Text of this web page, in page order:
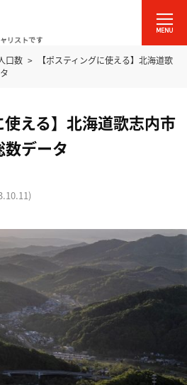
口数
【ポスティングに使える】北海道歌
使える】北海道歌志内市
データ
)